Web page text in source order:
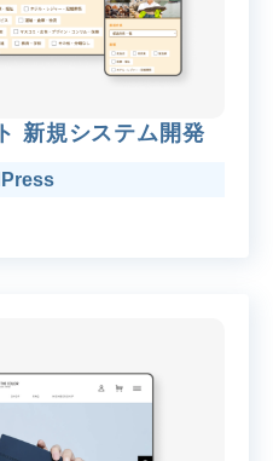
新規システム開発